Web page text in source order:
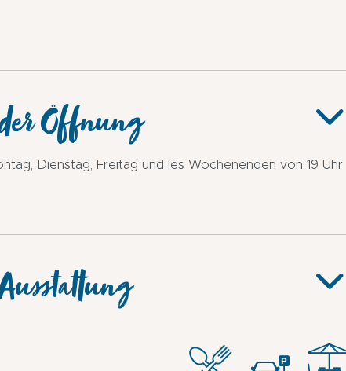
Öffnung
Dienstag, Freitag und les Wochenenden von 19 Uhr